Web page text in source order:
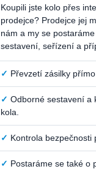
Koupili jste kolo přes
prodejce? Prodejce jej
nám a my se
sestavení, seřízení a
✓ Převzetí zásilky
✓ Odborné sestavení a
kola.
✓ Kontrola bezpečnosti
✓ Postaráme se také o